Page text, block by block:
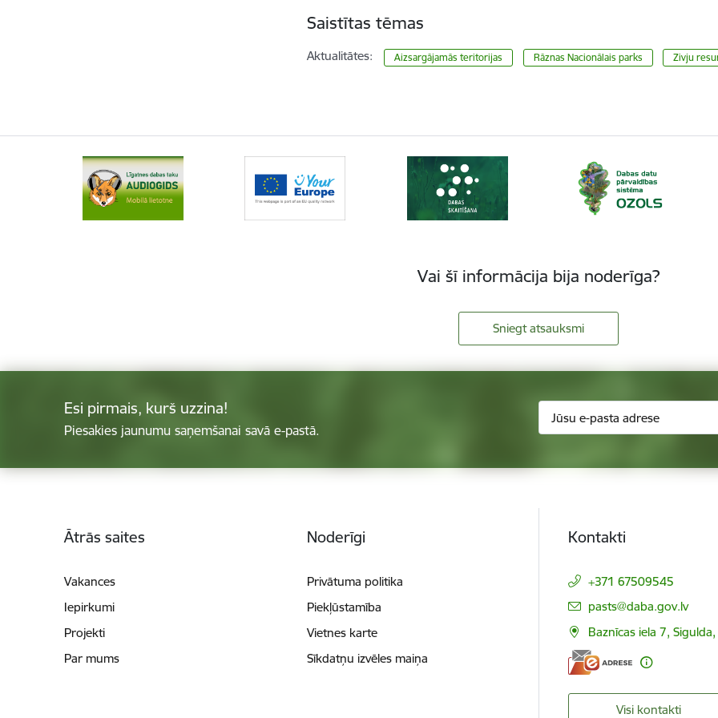
Saistītas tēmas
Aktualitātes: Aizsargājamās teritorijas Rāznas Nacionālais parks Zivju
Vai šī informācija bija noderīga?
Sniegt atsauksmi
Esi pirmais, kurš uzzina!
Piesakies jaunumu saņemšanai savā e-pastā.
Ātrās saites
Vakances
Iepirkumi
Projekti
Par mums
Noderīgi
Privātuma politika
Piekļūstamība
Vietnes karte
Sīkdatņu izvēles maiņa
Kontakti
+371 67509545
E-pasts:
pasts@daba.gov.lv
Baznīcas iela 7,
Visi kontakti